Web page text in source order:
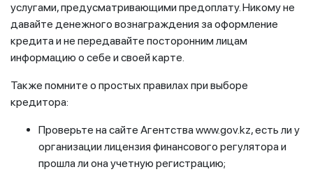
услугами, предусматривающими предоплату. Никому не
давайте денежного вознаграждения за оформление
кредита и не передавайте посторонним лицам
информацию о себе и своей карте.
Также помните о простых правилах при выборе
кредитора:
Проверьте на сайте Агентства www.gov.kz, есть ли у
организации лицензия финансового регулятора и
прошла ли она учетную регистрацию;